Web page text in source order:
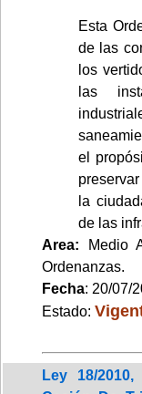
Esta
de las
los
las
el
la
de las
Area:
Ordenanzas.
Fecha: 20/07/
Estado:
Ley 18/